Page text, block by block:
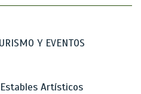
Y EVENTOS
Artísticos